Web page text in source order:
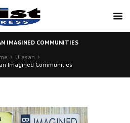
IMAGINED COMMUNITIES
Ulasan
Imagined Communities